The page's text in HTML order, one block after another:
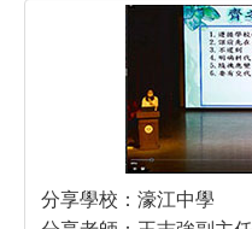
分享學校：濠江中學